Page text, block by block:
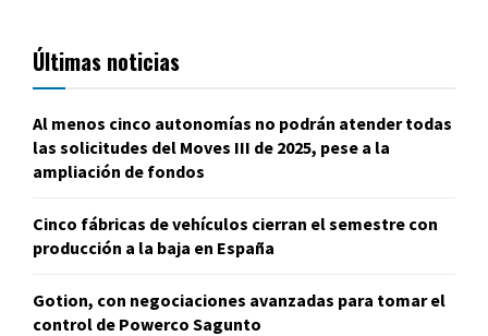
Últimas noticias
Al menos cinco autonomías no podrán atender todas
las solicitudes del Moves III de 2025, pese a la
ampliación de fondos
Cinco fábricas de vehículos cierran el semestre con
producción a la baja en España
Gotion, con negociaciones avanzadas para tomar el
control de Powerco Sagunto